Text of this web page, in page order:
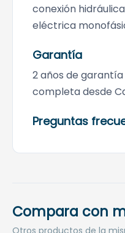
conexión
eléctrica
Garantía
2 años de
completa desde
Preguntas
Compara con
Otros productos de la